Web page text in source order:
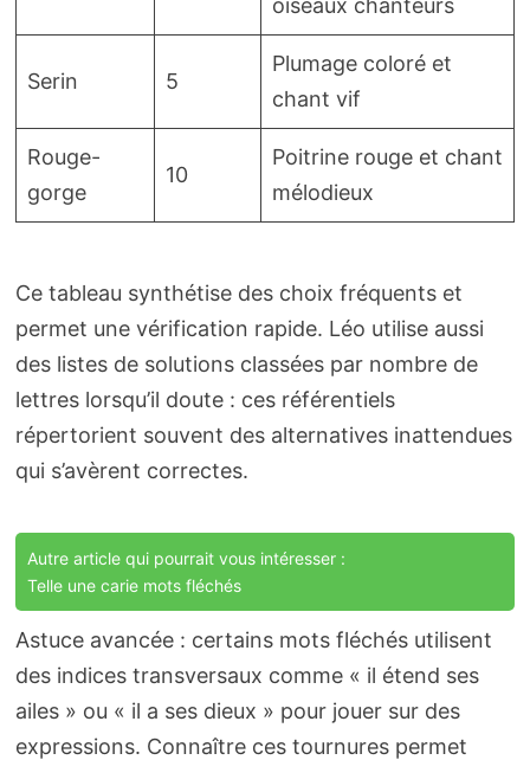
oiseaux chanteurs
Serin 5
Plumage coloré et
chant vif
Rouge-
gorge
10
Poitrine rouge et chant
mélodieux
Ce tableau synthétise des choix fréquents et
permet une vérification rapide. Léo utilise aussi
des listes de solutions classées par nombre de
lettres lorsqu’il doute : ces référentiels
répertorient souvent des alternatives inattendues
qui s’avèrent correctes.
Autre article qui pourrait vous intéresser :
Telle une carie mots fléchés
Astuce avancée : certains mots fléchés utilisent
des indices transversaux comme « il étend ses
ailes » ou « il a ses dieux » pour jouer sur des
expressions. Connaître ces tournures permet